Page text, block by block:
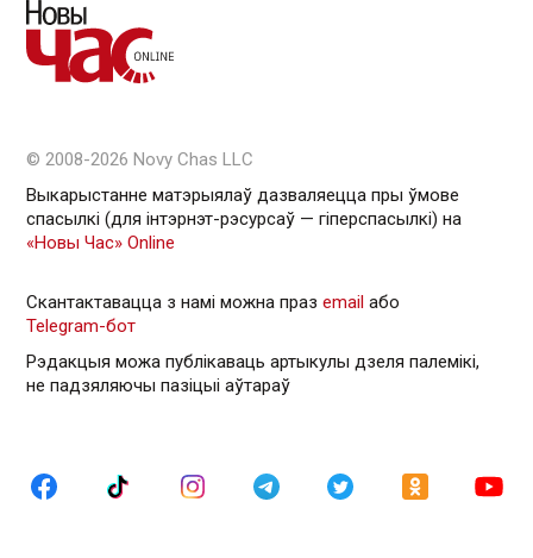
© 2008-2026 Novy Chas LLC
Выкарыстанне матэрыялаў дазваляецца пры ўмове
спасылкі (для інтэрнэт-рэсурсаў — гiперспасылкi) на
«Новы Час» Online
Скантактавацца з намі можна праз email або
Telegram-бот
Рэдакцыя можа публікаваць артыкулы дзеля палемікі,
не падзяляючы пазіцыі аўтараў